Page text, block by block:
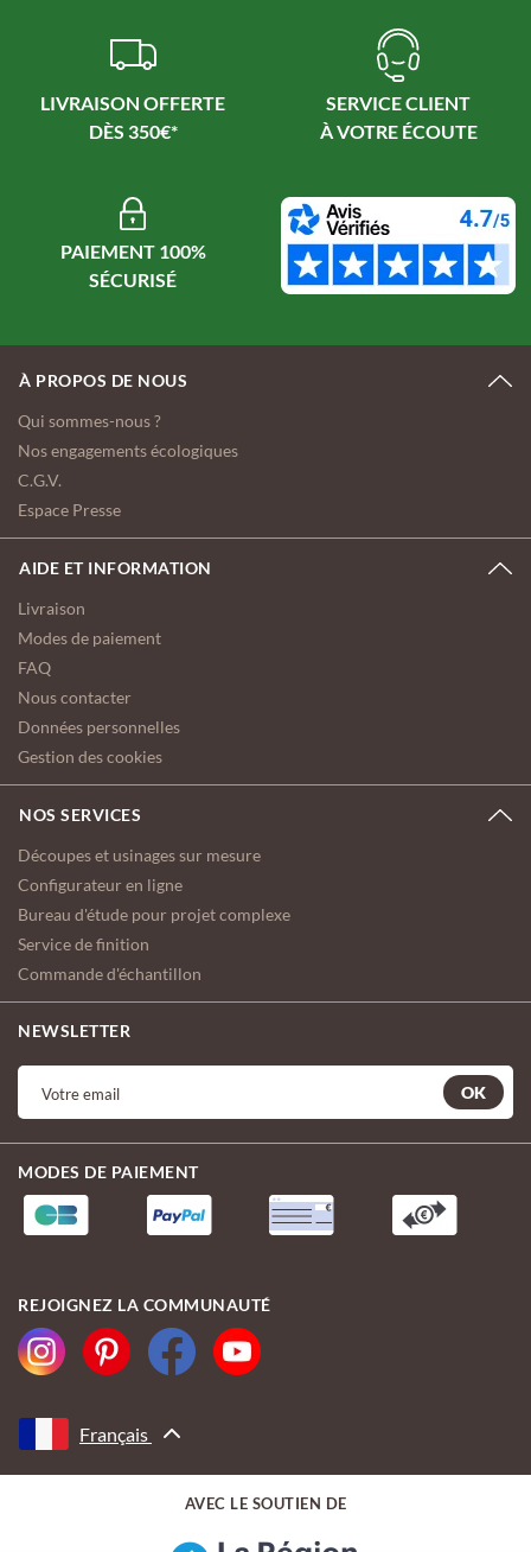
LIVRAISON OFFERTE
DÈS 350€*
SERVICE CLIENT
À VOTRE ÉCOUTE
PAIEMENT 100%
À PROPOS DE NOUS
Qui sommes-nous ?
Nos engagements écologiques
C.G.V.
Espace Presse
AIDE ET INFORMATION
Livraison
Modes de paiement
FAQ
Nous contacter
Données personnelles
Gestion des cookies
NOS SERVICES
Découpes et usinages sur mesure
Configurateur en ligne
Bureau d'étude pour projet complexe
Service de finition
Commande d'échantillon
NEWSLETTER
OK
MODES DE PAIEMENT
REJOIGNEZ LA COMMUNAUTÉ
Français
AVEC LE SOUTIEN DE